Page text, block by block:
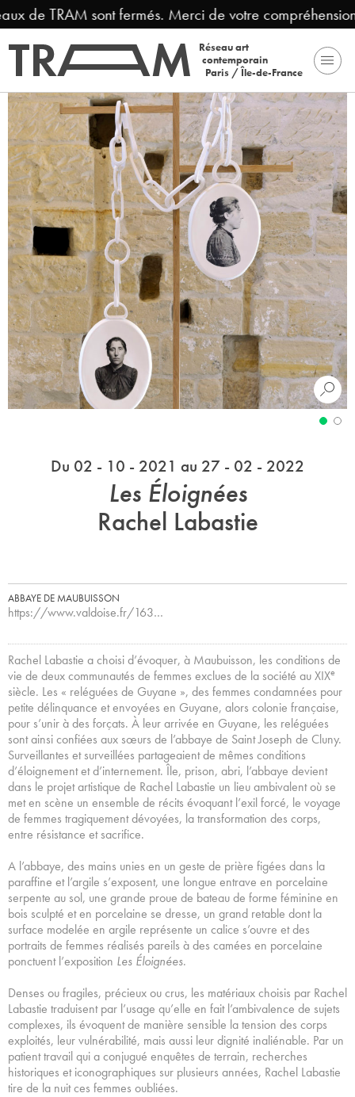
de TRAM sont fermés. Merci de votre compréhension.
Réseau art
contemporain
Paris / Île-de-France
Du 02 - 10 - 2021 au 27 - 02 - 2022
Les Éloignées
Rachel Labastie
ABBAYE DE MAUBUISSON
https://www.valdoise.fr/163…
Rachel Labastie a choisi d’évoquer, à Maubuisson, les conditions de
vie de deux communautés de femmes exclues de la société au XIXe
siècle. Les « reléguées de Guyane », des femmes condamnées pour
petite délinquance et envoyées en Guyane, alors colonie française,
pour s’unir à des forçats. À leur arrivée en Guyane, les reléguées
sont ainsi confiées aux sœurs de l’abbaye de Saint Joseph de Cluny.
Surveillantes et surveillées partageaient de mêmes conditions
d’éloignement et d’internement. Île, prison, abri, l’abbaye devient
dans le projet artistique de Rachel Labastie un lieu ambivalent où se
met en scène un ensemble de récits évoquant l’exil forcé, le voyage
de femmes tragiquement dévoyées, la transformation des corps,
entre résistance et sacrifice.
A l’abbaye, des mains unies en un geste de prière figées dans la
paraffine et l’argile s’exposent, une longue entrave en porcelaine
serpente au sol, une grande proue de bateau de forme féminine en
bois sculpté et en porcelaine se dresse, un grand retable dont la
surface modelée en argile représente un calice s’ouvre et des
portraits de femmes réalisés pareils à des camées en porcelaine
ponctuent l’exposition Les Éloignées.
Denses ou fragiles, précieux ou crus, les matériaux choisis par Rachel
Labastie traduisent par l’usage qu’elle en fait l’ambivalence de sujets
complexes, ils évoquent de manière sensible la tension des corps
exploités, leur vulnérabilité, mais aussi leur dignité inaliénable. Par un
patient travail qui a conjugué enquêtes de terrain, recherches
historiques et iconographiques sur plusieurs années, Rachel Labastie
tire de la nuit ces femmes oubliées.